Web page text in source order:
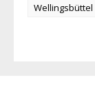
Wellingsbüttel